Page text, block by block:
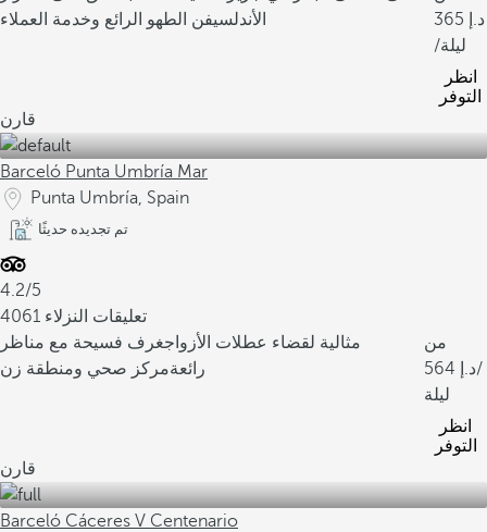
الأندلسيفن الطهو الرائع وخدمة العملاء
365
/ليلة
انظر
التوفر
قارن
Barceló Punta Umbría Mar
Punta Umbría, Spain
تم تجديده حديثًا
4.2/5
4061 تعليقات النزلاء
مثالية لقضاء عطلات الأزواجغرف فسيحة مع مناظر
رائعةمركز صحي ومنطقة زن
من
564
/
ليلة
انظر
التوفر
قارن
Barceló Cáceres V Centenario